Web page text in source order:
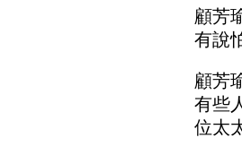
顧芳
有說
顧芳
有些
位太